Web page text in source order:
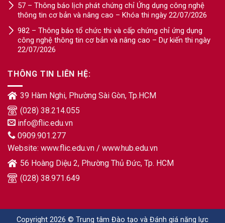
57 – Thông báo lịch phát chứng chỉ Ứng dụng công nghệ
thông tin cơ bản và nâng cao – Khóa thi ngày 22/07/2026
982 – Thông báo tổ chức thi và cấp chứng chỉ ứng dụng
công nghệ thông tin cơ bản và nâng cao – Dự kiến thi ngày
22/07/2026
THÔNG TIN LIÊN HỆ:
39 Hàm Nghi, Phường Sài Gòn, Tp.HCM
(028) 38.214.055
info@flic.edu.vn
0909.901.277
Website: www.flic.edu.vn / www.hub.edu.vn
56 Hoàng Diệu 2, Phường Thủ Đức, Tp. HCM
(028) 38.971.649
Copyright 2026 © Trung tâm Đào tạo và Đánh giá năng lực